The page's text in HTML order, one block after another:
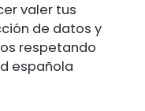
valer tus
de datos y
respetando
española